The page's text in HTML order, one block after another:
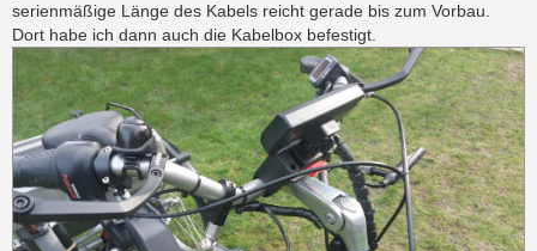
serienmäßige Länge des Kabels reicht gerade bis zum Vorbau.
Dort habe ich dann auch die Kabelbox befestigt.